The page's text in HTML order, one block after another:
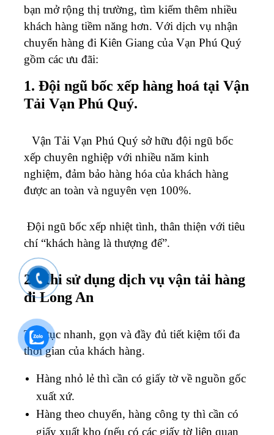
bạn mở rộng thị trường, tìm kiếm thêm nhiều
khách hàng tiềm năng hơn. Với dịch vụ nhận
chuyển hàng đi Kiên Giang của Vạn Phú Quý
gồm các ưu đãi:
1. Đội ngũ bốc xếp hàng hoá tại Vận
Tải Vạn Phú Quý.
Vận Tải Vạn Phú Quý sở hữu đội ngũ bốc
xếp chuyên nghiệp với nhiều năm kinh
nghiệm, đảm bảo hàng hóa của khách hàng
được an toàn và nguyên vẹn 100%.
Đội ngũ bốc xếp nhiệt tình, thân thiện với tiêu
chí “khách hàng là thượng đế”.
2. Khi sử dụng dịch vụ vận tải hàng
đi Long An
Thủ tục nhanh, gọn và đầy đủ tiết kiệm tối đa
thời gian của khách hàng.
Hàng nhỏ lẻ thì cần có giấy tờ về nguồn gốc
xuất xứ.
Hàng theo chuyến, hàng công ty thì cần có
giấy xuất kho (nếu có các giấy tờ liên quan